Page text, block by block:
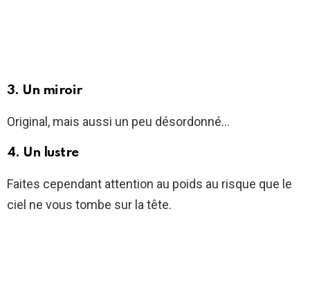
3. Un miroir
Original, mais aussi un peu désordonné…
4. Un lustre
Faites cependant attention au poids au risque que le
ciel ne vous tombe sur la tête.